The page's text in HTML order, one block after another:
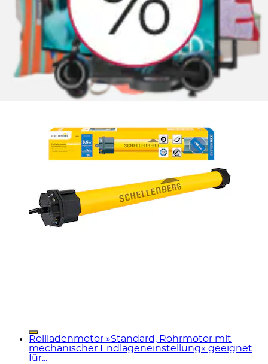
SCHELLENBERG
Aktueller Preis
84,99 €
Rollladenmotor »Standard, Rohrmotor mit
mechanischer Endlageneinstellung« geeignet
für...